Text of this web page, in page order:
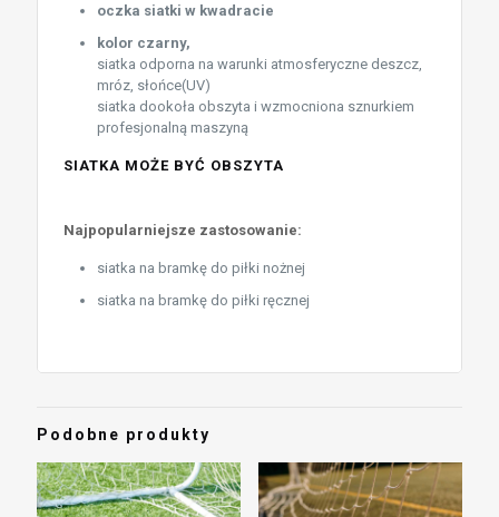
oczka siatki w kwadracie
kolor czarny,
siatka odporna na warunki atmosferyczne deszcz,
mróz, słońce(UV)
siatka dookoła obszyta i wzmocniona sznurkiem
profesjonalną maszyną
SIATKA MOŻE BYĆ OBSZYTA
Najpopularniejsze zastosowanie:
siatka na bramkę do piłki nożnej
siatka na bramkę do piłki ręcznej
Podobne produkty